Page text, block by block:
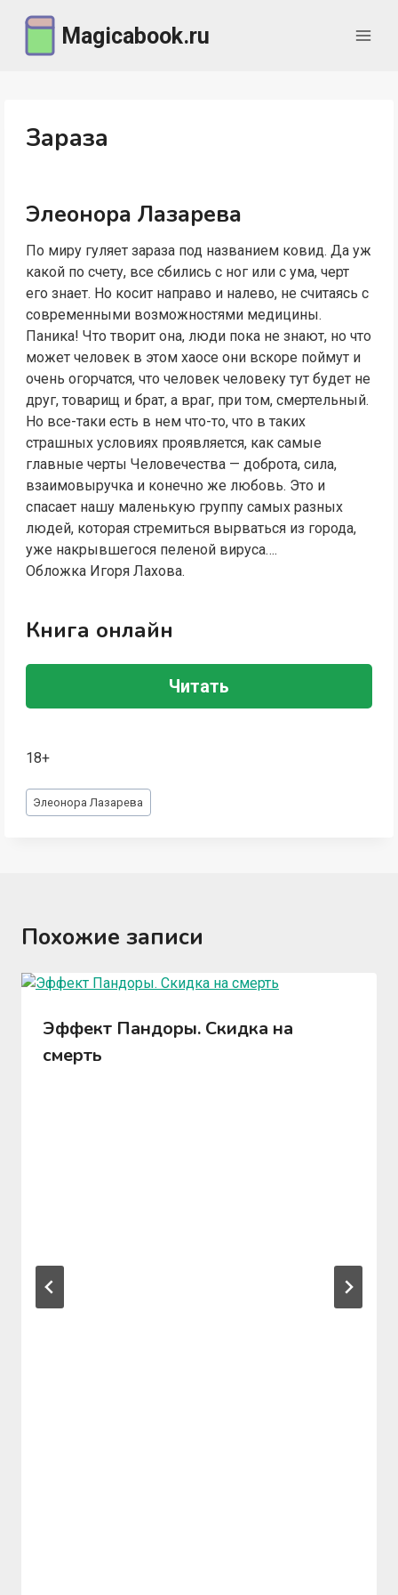
содержимому
Magicabook.ru
Зараза
Элеонора Лазарева
По миру гуляет зараза под названием ковид. Да уж
какой по счету, все сбились с ног или с ума, черт
его знает. Но косит направо и налево, не считаясь с
современными возможностями медицины.
Паника! Что творит она, люди пока не знают, но что
может человек в этом хаосе они вскоре поймут и
очень огорчатся, что человек человеку тут будет не
друг, товарищ и брат, а враг, при том, смертельный.
Но все-таки есть в нем что-то, что в таких
страшных условиях проявляется, как самые
главные черты Человечества — доброта, сила,
взаимовыручка и конечно же любовь. Это и
спасает нашу маленькую группу самых разных
людей, которая стремиться вырваться из города,
уже накрывшегося пеленой вируса….
Обложка Игоря Лахова.
Книга онлайн
Читать
18+
Метки
записи:
Элеонора Лазарева
Похожие записи
Эффект Пандоры. Скидка на
смерть